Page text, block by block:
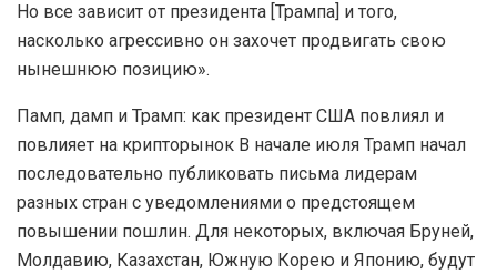
Но все зависит от президента [Трампа] и того,
насколько агрессивно он захочет продвигать свою
нынешнюю позицию».
Памп, дамп и Трамп: как президент США повлиял и
повлияет на крипторынок В начале июля Трамп начал
последовательно публиковать письма лидерам
разных стран с уведомлениями о предстоящем
повышении пошлин. Для некоторых, включая Бруней,
Молдавию, Казахстан, Южную Корею и Японию, будут